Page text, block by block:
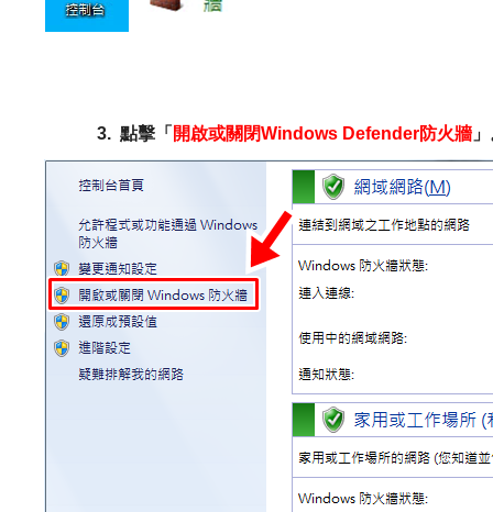
3. 點擊「 開啟或關閉Windows Defender防火牆